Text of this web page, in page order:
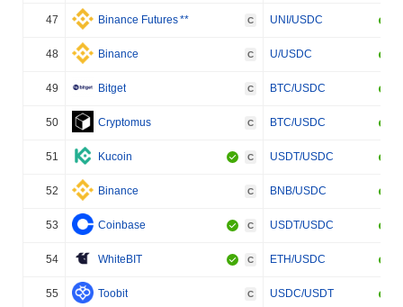
47 Binance Futures** C UNI/USDC
48 Binance C U/USDC
49 Bitget C BTC/USDC
50 Cryptomus C BTC/USDC
51 Kucoin C USDT/USDC
52 Binance C BNB/USDC
53 Coinbase C USDT/USDC
54 WhiteBIT C ETH/USDC
55 Toobit C USDC/USDT